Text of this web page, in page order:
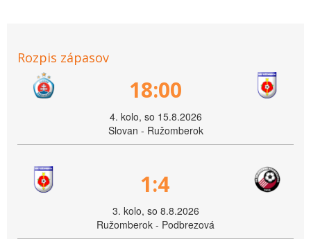
Rozpis zápasov
18:00
4. kolo, so 15.8.2026
Slovan - Ružomberok
1:4
3. kolo, so 8.8.2026
Ružomberok - Podbrezová